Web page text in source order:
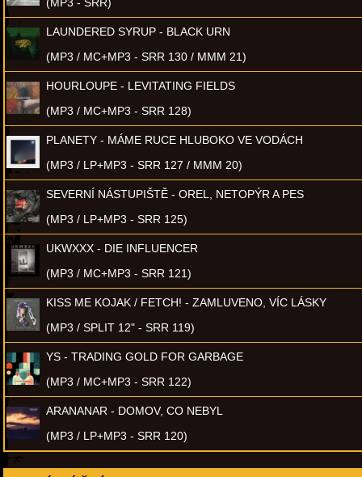
LAUNDERED SYRUP - BLACK URN
(MP3 / MC+MP3 - SRR 130 / MMM 21)
HOURLOUPE - LEVITATING FIELDS
(MP3 / MC+MP3 - SRR 128)
PLANETY - MÁME RUCE HLUBOKO VE VODÁCH
(MP3 / LP+MP3 - SRR 127 / MMM 20)
SEVERNÍ NÁSTUPIŠTĚ - OREL, NETOPÝR A PES
(MP3 / LP+MP3 - SRR 125)
UKWXXX - DIE INFLUENCER
(MP3 / MC+MP3 - SRR 121)
KISS ME KOJAK / FETCH! - ZAMLUVENO, VÍC LÁSKY
(MP3 / SPLIT 12" - SRR 119)
YS - TRADING GOLD FOR GARBAGE
(MP3 / MC+MP3 - SRR 122)
ARANANAR - DOMOV, CO NEBYL
(MP3 / LP+MP3 - SRR 120)